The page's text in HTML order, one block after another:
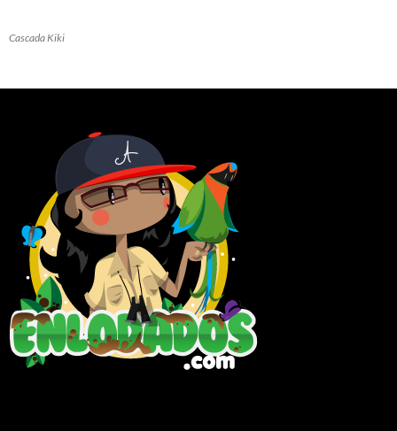
Cascada Kiki